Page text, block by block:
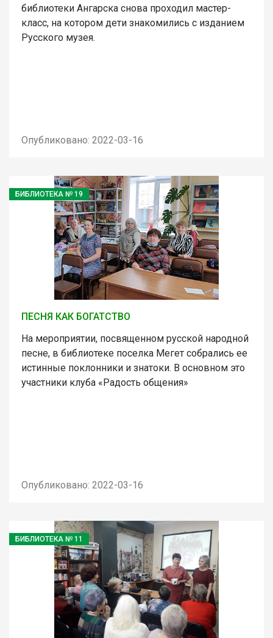
библиотеки Ангарска снова проходил мастер-
класс, на котором дети знакомились с изданием
Русского музея.
Опубликовано: 2022-03-16
БИБЛИОТЕКА № 19
ПЕСНЯ КАК БОГАТСТВО
На мероприятии, посвященном русской народной
песне, в библиотеке поселка Мегет собрались ее
истинные поклонники и знатоки. В основном это
участники клуба «Радость общения»
Опубликовано: 2022-03-16
БИБЛИОТЕКА № 11